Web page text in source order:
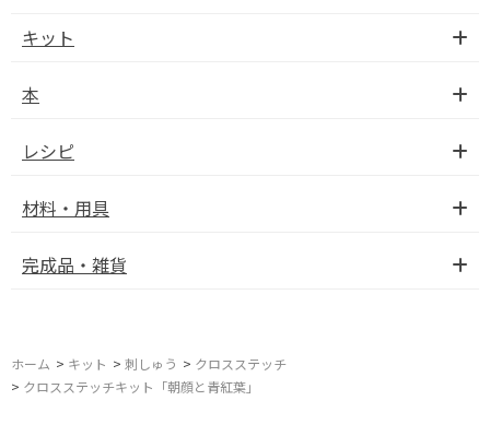
キット
本
レシピ
材料・用具
完成品・雑貨
ホーム > キット > 刺しゅう > クロスステッチ
> クロスステッチキット「朝顔と青紅葉」